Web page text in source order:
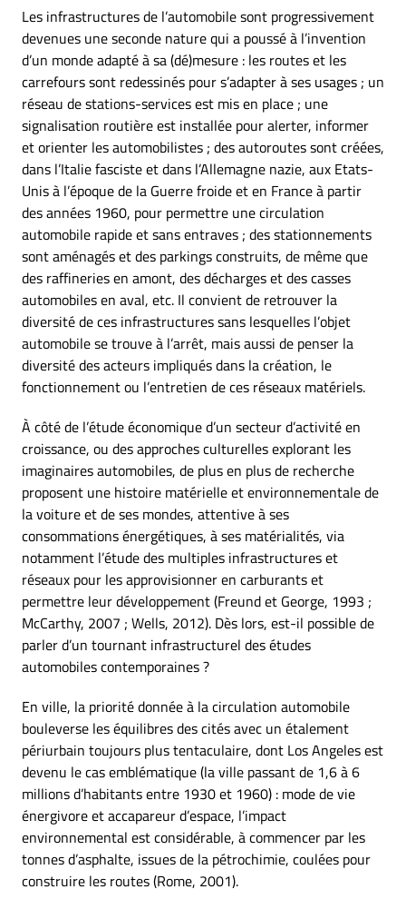
Les infrastructures de l’automobile sont progressivement
devenues une seconde nature qui a poussé à l’invention
d’un monde adapté à sa (dé)mesure : les routes et les
carrefours sont redessinés pour s’adapter à ses usages ; un
réseau de stations-services est mis en place ; une
signalisation routière est installée pour alerter, informer
et orienter les automobilistes ; des autoroutes sont créées,
dans l’Italie fasciste et dans l’Allemagne nazie, aux Etats-
Unis à l’époque de la Guerre froide et en France à partir
des années 1960, pour permettre une circulation
automobile rapide et sans entraves ; des stationnements
sont aménagés et des parkings construits, de même que
des raffineries en amont, des décharges et des casses
automobiles en aval, etc. Il convient de retrouver la
diversité de ces infrastructures sans lesquelles l’objet
automobile se trouve à l’arrêt, mais aussi de penser la
diversité des acteurs impliqués dans la création, le
fonctionnement ou l’entretien de ces réseaux matériels.
À côté de l’étude économique d’un secteur d’activité en
croissance, ou des approches culturelles explorant les
imaginaires automobiles, de plus en plus de recherche
proposent une histoire matérielle et environnementale de
la voiture et de ses mondes, attentive à ses
consommations énergétiques, à ses matérialités, via
notamment l’étude des multiples infrastructures et
réseaux pour les approvisionner en carburants et
permettre leur développement (Freund et George, 1993 ;
McCarthy, 2007 ; Wells, 2012). Dès lors, est-il possible de
parler d’un tournant infrastructurel des études
automobiles contemporaines ?
En ville, la priorité donnée à la circulation automobile
bouleverse les équilibres des cités avec un étalement
périurbain toujours plus tentaculaire, dont Los Angeles est
devenu le cas emblématique (la ville passant de 1,6 à 6
millions d’habitants entre 1930 et 1960) : mode de vie
énergivore et accapareur d’espace, l’impact
environnemental est considérable, à commencer par les
tonnes d’asphalte, issues de la pétrochimie, coulées pour
construire les routes (Rome, 2001).